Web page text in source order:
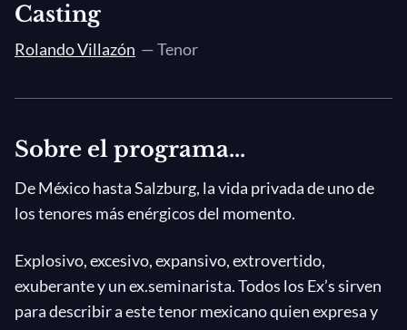
Casting
Rolando Villazón — Tenor
Sobre el programa...
De México hasta Salzburg, la vida privada de uno de
los tenores más enérgicos del momento.
Explosivo, excesivo, expansivo, extrovertido,
exuberante y un ex.seminarista. Todos los Ex’s sirven
para describir a este tenor mexicano quien expresa y